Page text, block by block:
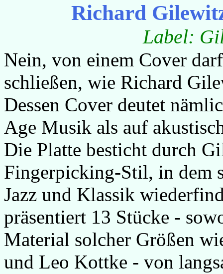
Richard
Label:
Nein, von einem Cover
schließen, wie Richard
Dessen Cover deutet
Age Musik als auf
Die Platte besticht durch
Fingerpicking-Stil, in dem
Jazz und Klassik
präsentiert 13 Stücke -
Material solcher Größen
und Leo Kottke - von